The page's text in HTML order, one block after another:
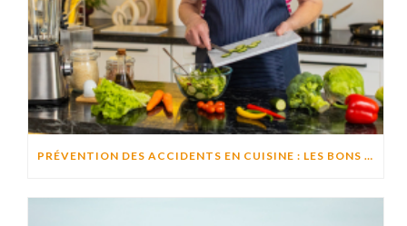
PRÉVENTION DES ACCIDENTS EN CUISINE : LES BONS RÉFLEXES POUR CUISINER EN TOUTE SÉCURITÉ